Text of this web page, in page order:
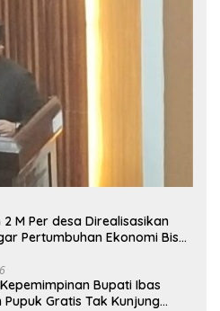
M Per desa Direalisasikan
Pertumbuhan Ekonomi Bisa
Bupati Ibas
Gratis Tak Kunjung